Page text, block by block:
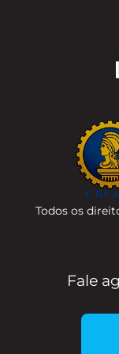
Todos os
Fale